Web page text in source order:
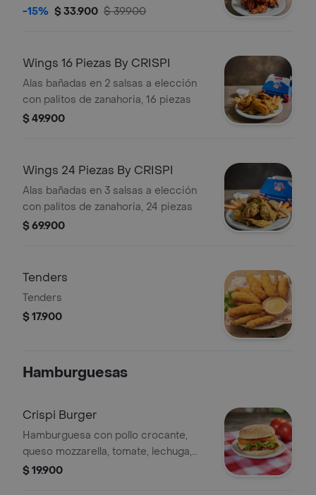
-15% $ 33.900 $ 39.900
Wings 16 Piezas By CRISPI
Alas bañadas en 2 salsas a elección
con palitos de zanahoria, 16 piezas
$ 49.900
Wings 24 Piezas By CRISPI
Alas bañadas en 3 salsas a elección
con palitos de zanahoria, 24 piezas
$ 69.900
Tenders
Tenders
$ 17.900
Hamburguesas
Crispi Burger
Hamburguesa con pollo crocante,
queso mozzarella, tomate, lechuga,
cebolla, salsa de tomate y BBQ ranch
$ 19.900